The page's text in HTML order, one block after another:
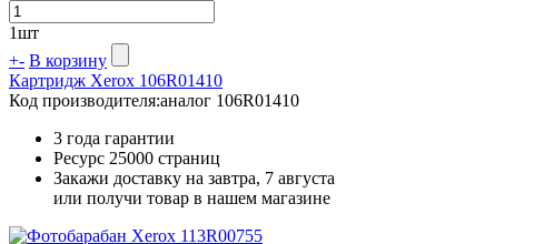
1шт
+- В корзину
Картридж Xerox 106R01410
Код производителя:аналог 106R01410
3 года гарантии
Ресурс 25000 страниц
Закажи доставку на завтра, 7 августа
или получи товар в нашем магазине